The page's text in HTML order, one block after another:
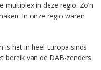
in deze regio. Zo’n
In onze regio waren
is het in heel Europa sinds
bereik van de DAB-zenders